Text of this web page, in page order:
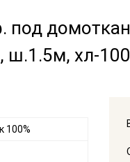
под
ш.1.5м, хл-
100%